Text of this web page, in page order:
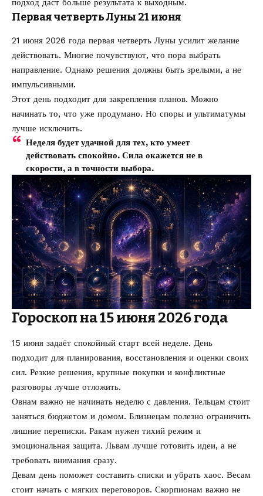
подход даст больше результата к выходным.
Первая четверть Луны 21 июня
21 июня 2026 года первая четверть Луны усилит желание
действовать. Многие почувствуют, что пора выбрать
направление. Однако решения должны быть зрелыми, а не
импульсивными.
Этот день подходит для закрепления планов. Можно
начинать то, что уже продумано. Но споры и ультиматумы
лучше исключить.
Неделя будет удачной для тех, кто умеет
действовать спокойно. Сила окажется не в
скорости, а в точности выбора.
Гороскоп на 15 июня 2026 года
15 июня задаёт спокойный старт всей неделе. День
подходит для планирования, восстановления и оценки своих
сил. Резкие решения, крупные покупки и конфликтные
разговоры лучше отложить.
Овнам важно не начинать неделю с давления. Тельцам стоит
заняться бюджетом и домом. Близнецам полезно ограничить
лишние переписки. Ракам нужен тихий режим и
эмоциональная защита. Львам лучше готовить идеи, а не
требовать внимания сразу.
Девам день поможет составить списки и убрать хаос. Весам
стоит начать с мягких переговоров. Скорпионам важно не